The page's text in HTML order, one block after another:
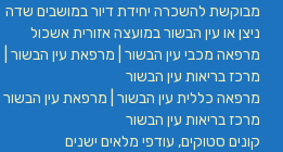
מבוקשת להשכרה יחידת דיור במושבים שדה
ניצן או עין הבשור במועצה אזורית אשכול
מרפאה מכבי עין הבשור | מרפאת עין הבשור |
מרכז בריאות עין הבשור
מרפאה כללית עין הבשור | מרפאת עין הבשור |
מרכז בריאות עין הבשור
קונים סטוקים, עודפי מלאים ישנים
עילאי מיזוג אוויר | טכנאי מזגנים | מתקין מזגנים
| תיקון מזגנים